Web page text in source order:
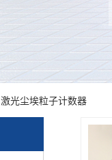
激光尘埃粒子计数器